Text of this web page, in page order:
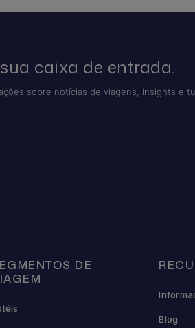
caixa de entrada.
sobre notícias de viagens, insights e
DE
Blog